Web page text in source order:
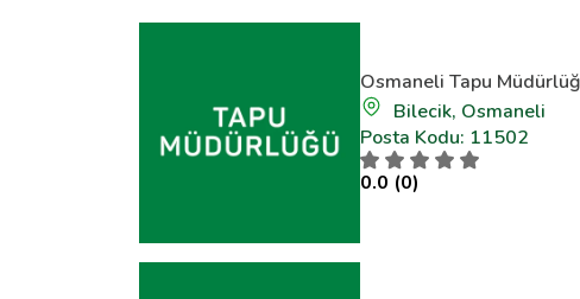
Osmaneli Tapu
Bilecik, Osmaneli
Posta Kodu: 11502
0.0 (0)